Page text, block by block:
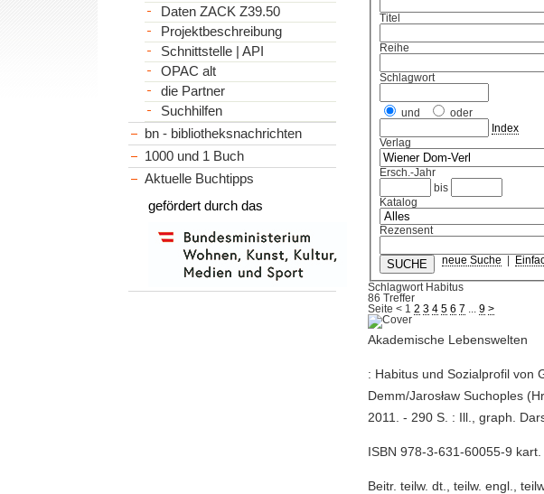
Titel
Reihe
Schlagwort
und
oder
Index
Verlag
Ersch.-Jahr
bis
Katalog
Rezensent
neue Suche
Schlagwort Habitus
86 Treffer
Seite< 1 2 3 4 5 6 7 ...9 >
Akademische Lebenswelten
: Habitus und Sozialprofil von
Demm/Jarosław Suchoples
2011. - 290 S. : Ill., graph.
ISBN 978-3-631-60055-9
Beitr. teilw. dt., teilw. engl.,
Daten ZACK Z39.50
Projektbeschreibung
Schnittstelle | API
OPAC alt
die Partner
Suchhilfen
bn - bibliotheksnachrichten
1000 und 1 Buch
Aktuelle Buchtipps
gefördert durch das